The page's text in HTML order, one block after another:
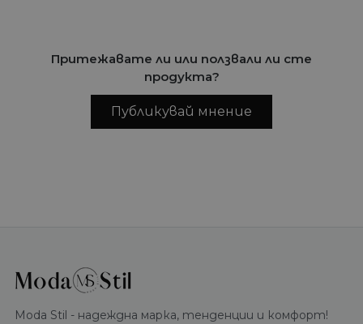
Притежавате ли или ползвали ли сте
продукта?
Публикувай мнение
Moda Stil - надеждна марка, тенденции и комфорт!